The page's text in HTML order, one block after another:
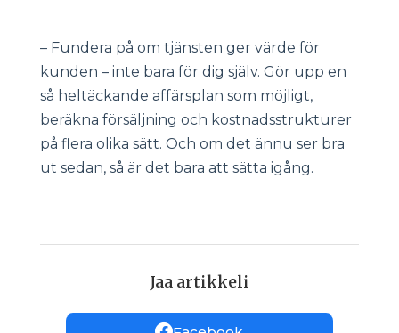
– Fundera på om tjänsten ger värde för
kunden – inte bara för dig själv. Gör upp en
så heltäckande affärsplan som möjligt,
beräkna försäljning och kostnadsstrukturer
på flera olika sätt. Och om det ännu ser bra
ut sedan, så är det bara att sätta igång.
Jaa artikkeli